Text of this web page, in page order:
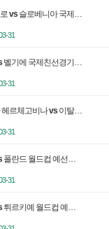
vs 슬로베니아 국제…
31
벨기에 국제친선경기…
31
헤르체고비나vs 이탈…
31
폴란드 월드컵 예선…
31
튀르키예 월드컵 예…